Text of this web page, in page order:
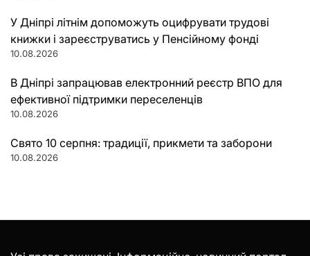
У Дніпрі літнім допоможуть оцифрувати трудові
книжки і зареєструватись у Пенсійному фонді
10.08.2026
В Дніпрі запрацював електронний реєстр ВПО для
ефективної підтримки переселенців
10.08.2026
Свято 10 серпня: традиції, прикмети та заборони
10.08.2026